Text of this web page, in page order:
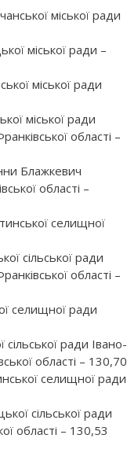
міської ради
міської ради –
міської ради
міської ради
області –
Блажкевич
області –
селищної
сільської ради
області –
селищної ради
ради Івано-
області – 130,70
селищної ради
сільської ради
області – 130,53